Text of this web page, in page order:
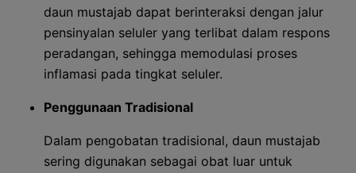
daun mustajab dapat berinteraksi dengan jalur
pensinyalan seluler yang terlibat dalam respons
peradangan, sehingga memodulasi proses
inflamasi pada tingkat seluler.
Penggunaan Tradisional
Dalam pengobatan tradisional, daun mustajab
sering digunakan sebagai obat luar untuk